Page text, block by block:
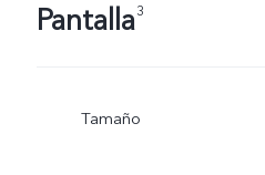
Pantalla3
Tamaño